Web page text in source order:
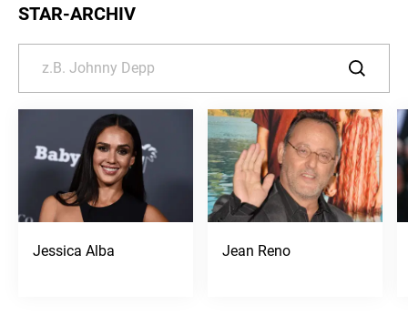
STAR-ARCHIV
Jessica Alba Jean Reno